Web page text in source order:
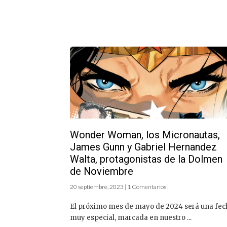
Wonder Woman, los Micronautas,
James Gunn y Gabriel Hernandez
Walta, protagonistas de la Dolmen
de Noviembre
20 septiembre, 2023 | 1 Comentarios |
El próximo mes de mayo de 2024 será una
muy especial, marcada en nuestro ...